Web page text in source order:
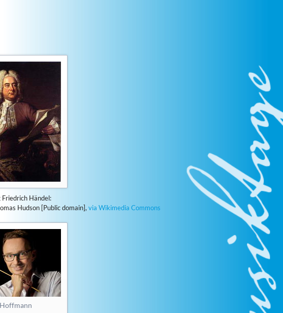
Pfingstmusiktage
Pfingstmusiktage
Pfingstmusiktage
Friedrich Händel:
Hudson [Public domain], via Wikimedia Commons